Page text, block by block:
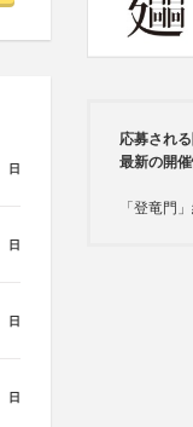
日
日
日
日
応募され
最新の開
「登竜門